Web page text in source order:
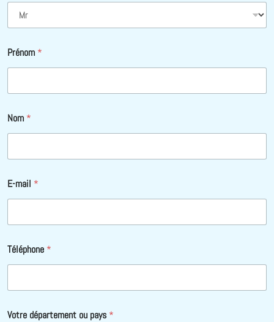
Prénom *
Nom *
E-mail *
Téléphone *
Votre département ou pays *